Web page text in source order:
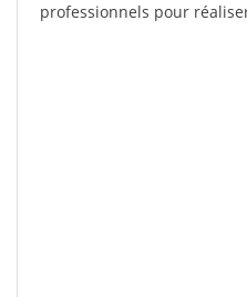
professionnels pour